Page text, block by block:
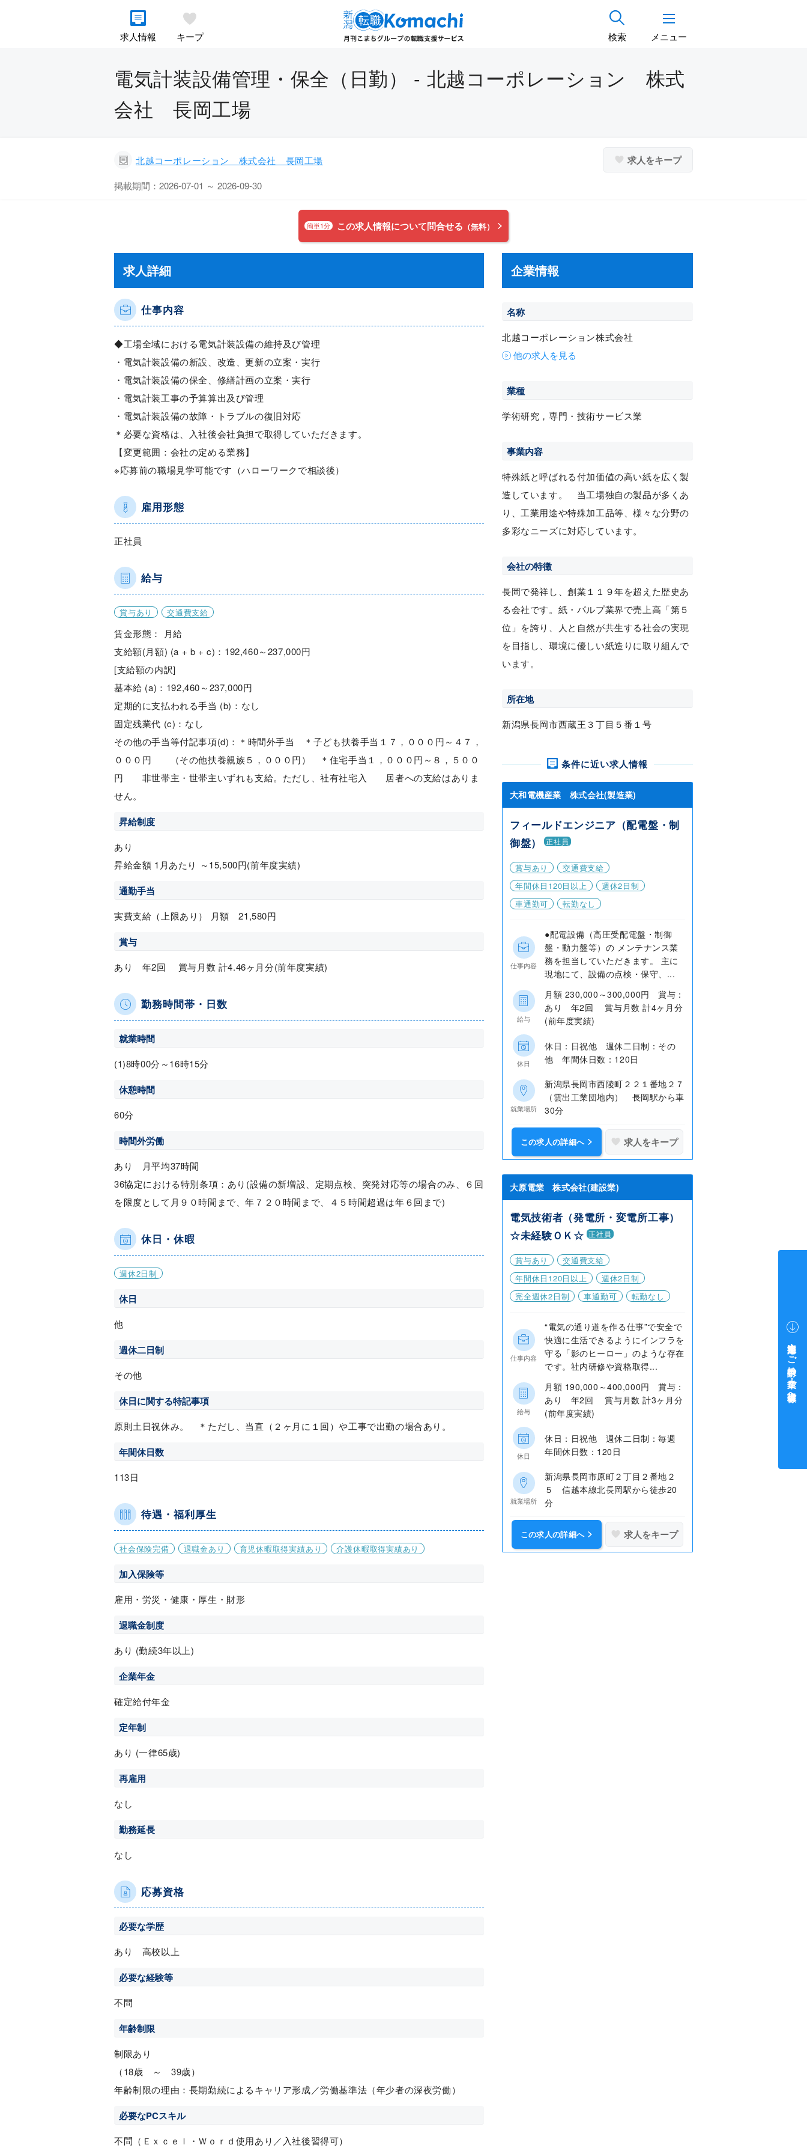
求人情報 キープ 検索 メニュー
電気計装設備管理・保全（日勤） - 北越コーポレーション 株式
会社 長岡工場
北越コーポレーション 株式会社 長岡工場 求人をキープ
掲載期間：2026-07-01 ～ 2026-09-30
簡単1分 この求人情報について問合せる （無料）
求人詳細
仕事内容
◆工場全域における電気計装設備の維持及び管理
・電気計装設備の新設、改造、更新の立案・実行
・電気計装設備の保全、修繕計画の立案・実行
・電気計装工事の予算算出及び管理
・電気計装設備の故障・トラブルの復旧対応
＊必要な資格は、入社後会社負担で取得していただきます。
【変更範囲：会社の定める業務】
※応募前の職場見学可能です（ハローワークで相談後）
雇用形態
正社員
給与
賞与あり 交通費支給
賃金形態： 月給
支給額(月額) (a + b + c)：192,460～237,000円
[支給額の内訳]
基本給 (a)：192,460～237,000円
定期的に支払われる手当 (b)：なし
固定残業代 (c)：なし
その他の手当等付記事項(d)：＊時間外手当 ＊子ども扶養手当１７，０００円～４７，
０００円 （その他扶養親族５，０００円） ＊住宅手当１，０００円～８，５００
円 非世帯主・世帯主いずれも支給。ただし、社有社宅入 居者への支給はありま
せん。
昇給制度
あり
昇給金額 1月あたり ～15,500円(前年度実績)
通勤手当
実費支給（上限あり） 月額 21,580円
賞与
あり 年2回 賞与月数 計4.46ヶ月分(前年度実績)
勤務時間帯・日数
就業時間
(1)8時00分～16時15分
休憩時間
60分
時間外労働
あり 月平均37時間
36協定における特別条項：あり(設備の新増設、定期点検、突発対応等の場合のみ、６回
を限度として月９０時間まで、年７２０時間まで、４５時間超過は年６回まで)
休日・休暇
週休2日制
休日
他
週休二日制
その他
休日に関する特記事項
原則土日祝休み。 ＊ただし、当直（２ヶ月に１回）や工事で出勤の場合あり。
年間休日数
113日
待遇・福利厚生
社会保険完備 退職金あり 育児休暇取得実績あり 介護休暇取得実績あり
加入保険等
雇用・労災・健康・厚生・財形
退職金制度
あり (勤続3年以上)
企業年金
確定給付年金
定年制
あり (一律65歳)
再雇用
なし
勤務延長
なし
応募資格
必要な学歴
あり 高校以上
必要な経験等
不問
年齢制限
制限あり
（18歳 ～ 39歳）
年齢制限の理由：長期勤続によるキャリア形成／労働基準法（年少者の深夜労働）
必要なPCスキル
不問（Ｅｘｃｅｌ・Ｗｏｒｄ使用あり／入社後習得可）
企業情報
名称
北越コーポレーション株式会社
他の求人を見る
業種
学術研究，専門・技術サービス業
事業内容
特殊紙と呼ばれる付加価値の高い紙を広く製
造しています。 当工場独自の製品が多くあ
り、工業用途や特殊加工品等、様々な分野の
多彩なニーズに対応しています。
会社の特徴
長岡で発祥し、創業１１９年を超えた歴史あ
る会社です。紙・パルプ業界で売上高「第５
位」を誇り、人と自然が共生する社会の実現
を目指し、環境に優しい紙造りに取り組んで
います。
所在地
新潟県長岡市西蔵王３丁目５番１号
条件に近い求人情報
大和電機産業 株式会社(製造業)
フィールドエンジニア（配電盤・制
御盤）
正社員
賞与あり
交通費支給
年間休日120日以上
週休2日制
車通勤可
転勤なし
仕事内容
●配電設備（高圧受配電盤・制御
盤・動力盤等）の メンテナンス業
務を担当していただきます。 主に
現地にて、設備の点検・保守、...
給与
月額 230,000～300,000円 賞与：
あり 年2回 賞与月数 計4ヶ月分
(前年度実績)
休日
休日：日祝他 週休二日制：その
他 年間休日数：120日
就業場所
新潟県長岡市西陵町２２１番地２７
（雲出工業団地内） 長岡駅から車
30分
この求人の詳細へ 求人をキープ
大原電業 株式会社(建設業)
電気技術者（発電所・変電所工事）
☆未経験ＯＫ☆ 正社員
賞与あり
交通費支給
年間休日120日以上
週休2日制
完全週休2日制
車通勤可 転勤なし
仕事内容
“電気の通り道を作る仕事”で安全で
快適に生活できるようにインフラを
守る「影のヒーロー」のような存在
です。社内研修や資格取得...
給与
月額 190,000～400,000円 賞与：
あり 年2回 賞与月数 計3ヶ月分
(前年度実績)
休日
休日：日祝他 週休二日制：毎週
年間休日数：120日
就業場所
新潟県長岡市原町２丁目２番地２
５ 信越本線北長岡駅から徒歩20
分
この求人の詳細へ 求人をキープ
中途採用をご検討中の企業・ご担当者様へ